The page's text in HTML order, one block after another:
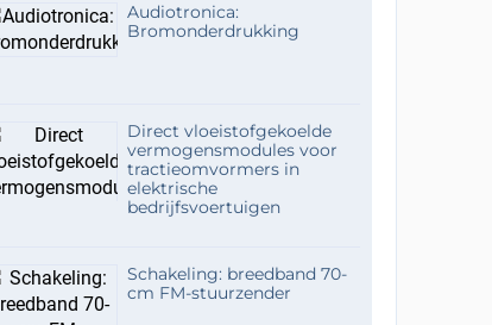
Audiotronica:
Bromonderdrukking
Direct vloeistofgekoelde
vermogensmodules voor
tractieomvormers in
elektrische
bedrijfsvoertuigen
Schakeling: breedband 70-
cm FM-stuurzender